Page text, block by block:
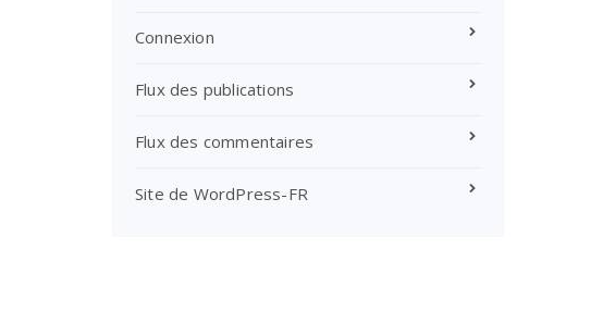
Connexion
Flux des publications
Flux des commentaires
Site de WordPress-FR